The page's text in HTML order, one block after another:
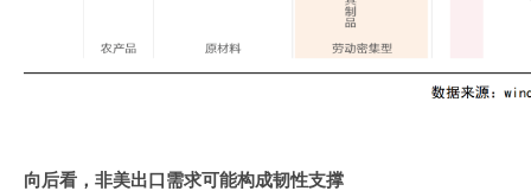
向后看，非美出口需求可能构成韧性支撑